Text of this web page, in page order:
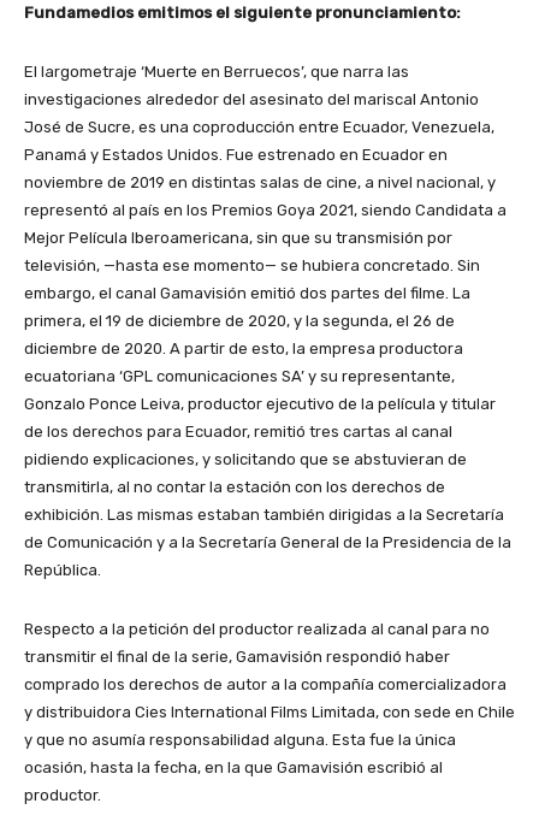
Fundamedios emitimos el siguiente pronunciamiento:
El largometraje ‘Muerte en Berruecos’, que narra las
investigaciones alrededor del asesinato del mariscal Antonio
José de Sucre, es una coproducción entre Ecuador, Venezuela,
Panamá y Estados Unidos. Fue estrenado en Ecuador en
noviembre de 2019 en distintas salas de cine, a nivel nacional, y
representó al país en los Premios Goya 2021, siendo Candidata a
Mejor Película Iberoamericana, sin que su transmisión por
televisión, —hasta ese momento— se hubiera concretado. Sin
embargo, el canal Gamavisión emitió dos partes del filme. La
primera, el 19 de diciembre de 2020, y la segunda, el 26 de
diciembre de 2020. A partir de esto, la empresa productora
ecuatoriana ‘GPL comunicaciones SA’ y su representante,
Gonzalo Ponce Leiva, productor ejecutivo de la película y titular
de los derechos para Ecuador, remitió tres cartas al canal
pidiendo explicaciones, y solicitando que se abstuvieran de
transmitirla, al no contar la estación con los derechos de
exhibición. Las mismas estaban también dirigidas a la Secretaría
de Comunicación y a la Secretaría General de la Presidencia de la
República.
Respecto a la petición del productor realizada al canal para no
transmitir el final de la serie, Gamavisión respondió haber
comprado los derechos de autor a la compañía comercializadora
y distribuidora Cies International Films Limitada, con sede en Chile
y que no asumía responsabilidad alguna. Esta fue la única
ocasión, hasta la fecha, en la que Gamavisión escribió al
productor.